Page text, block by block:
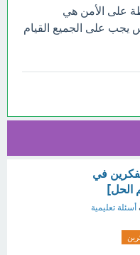
على الأمن هي
على الجميع القيام
في
الحل]
أسئلة تعليمية